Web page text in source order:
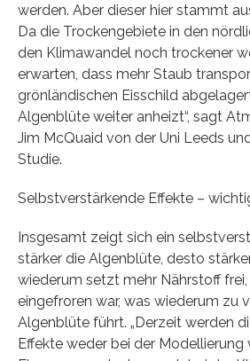
werden. Aber dieser hier stammt
Da die Trockengebiete in den
den Klimawandel noch trockener
erwarten, dass mehr Staub
grönländischen Eisschild
Algenblüte weiter anheizt“, sagt
Jim McQuaid von der Uni Leeds
Studie.
Selbstverstärkende Effekte –
Insgesamt zeigt sich ein
stärker die Algenblüte, desto
wiederum setzt mehr Nährstoff
eingefroren war, was wiederum zu
Algenblüte führt. „Derzeit werden
Effekte weder bei der Modellierung